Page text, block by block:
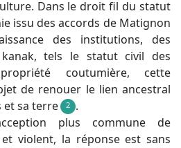
Dans le droit fil du statut
issu des accords de Matignon
des institutions, des
tels le statut civil des
coutumière, cette
de renouer le lien ancestral
et sa terre
2 .
plus commune de
violent, la réponse est sans